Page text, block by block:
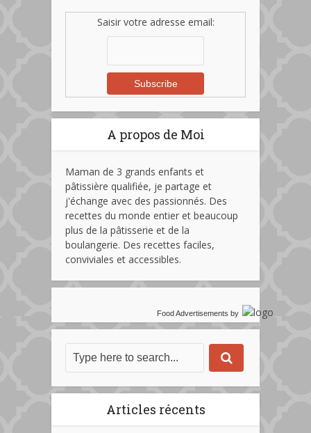
Saisir votre adresse email:
A propos de Moi
Maman de 3 grands enfants et
pâtissière qualifiée, je partage et
j'échange avec des passionnés. Des
recettes du monde entier et beaucoup
plus de la pâtisserie et de la
boulangerie. Des recettes faciles,
conviviales et accessibles.
Food Advertisements by
Articles récents